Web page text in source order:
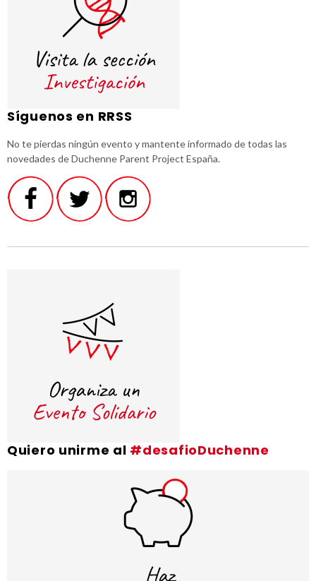
Síguenos en RRSS
No te pierdas ningún evento y mantente informado de todas las
novedades de Duchenne Parent Project España.
Quiero unirme al #desafioDuchenne